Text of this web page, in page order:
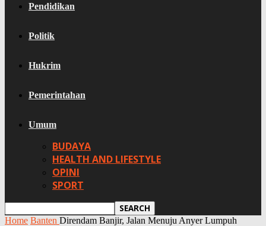
Pendidikan
Politik
Hukrim
Pemerintahan
Umum
BUDAYA
HEALTH AND LIFESTYLE
OPINI
SPORT
Home Banten Direndam Banjir, Jalan Menuju Anyer Lumpuh